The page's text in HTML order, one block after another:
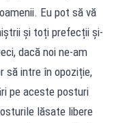
Eu pot să vă
și toți prefecții și-
dacă noi ne-am
să intre în opoziție,
pe aceste posturi
lăsate libere